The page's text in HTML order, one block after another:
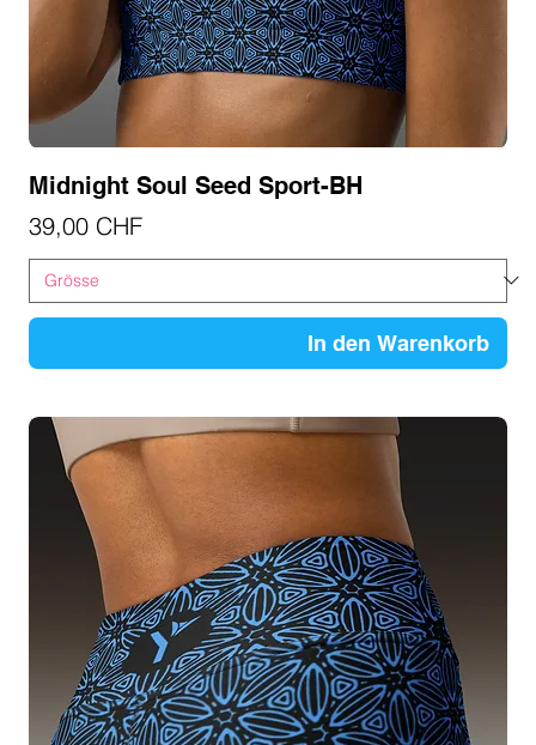
Midnight Soul Seed Sport-BH
Preis
39,00 CHF
In den Warenkorb